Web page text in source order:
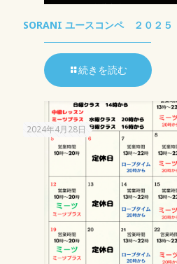
SORANI ユースコンペ ２０２５
続きを読む
2024年4月28日